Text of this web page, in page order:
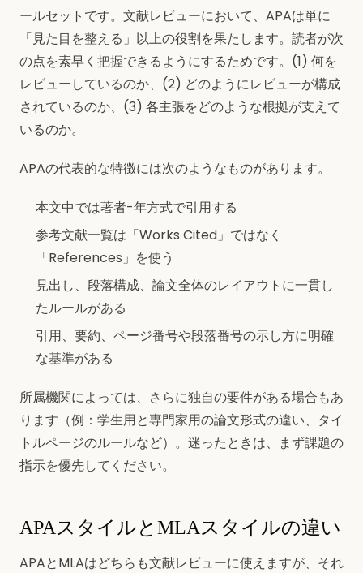
ールセットです。文献レビューにおいて、APAは単に
「見た目を整える」以上の役割を果たします。読者が次
の点を素早く把握できるようにするためです。(1) 何を
レビューしているのか、(2) どのようにレビューが構成
されているのか、(3) 各主張をどのような根拠が支えて
いるのか。
APAの代表的な特徴には次のようなものがあります。
本文中では著者-年方式で引用する
参考文献一覧は「Works Cited」ではなく
「References」を使う
見出し、段落構成、論文全体のレイアウトに一貫し
たルールがある
引用、要約、ページ番号や段落番号の示し方に明確
な基準がある
所属機関によっては、さらに独自の要件がある場合もあ
ります（例：学生用と専門家用の論文形式の違い、タイ
トルページのルールなど）。迷ったときは、まず課題の
指示を優先してください。
APAスタイルとMLAスタイルの違い
APAとMLAはどちらも文献レビューに使えますが、それ